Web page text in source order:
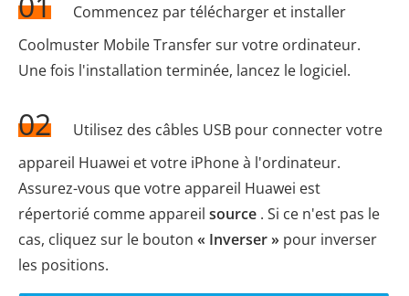
Commencez par télécharger et installer
Coolmuster Mobile Transfer sur votre ordinateur.
Une fois l'installation terminée, lancez le logiciel.
02
Utilisez des câbles USB pour connecter votre
appareil Huawei et votre iPhone à l'ordinateur.
Assurez-vous que votre appareil Huawei est
répertorié comme appareil source . Si ce n'est pas le
cas, cliquez sur le bouton « Inverser » pour inverser
les positions.